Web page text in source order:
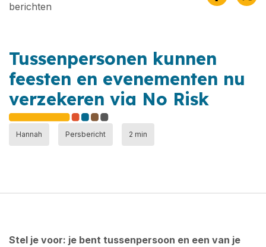
berichten
Tussenpersonen kunnen
feesten en evenementen nu
verzekeren via No Risk
Hannah Persbericht 2 min
Stel je voor: je bent tussenpersoon en een van je